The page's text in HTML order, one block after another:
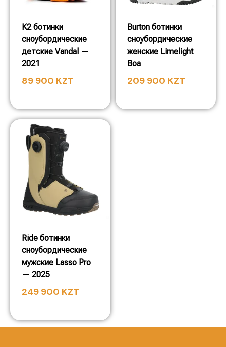
K2 ботинки
сноубордические
детские Vandal —
2021
89 900 KZT
Burton ботинки
сноубордические
женские Limelight
Boa
209 900 KZT
Ride ботинки
сноубордические
мужские Lasso Pro
— 2025
249 900 KZT